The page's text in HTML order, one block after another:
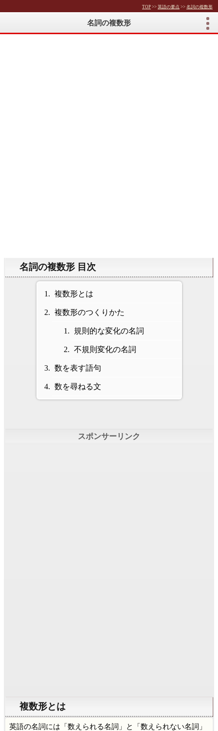
TOP >> 英語の要点 >> 名詞の複数形
名詞の複数形
名詞の複数形 目次
複数形とは
複数形のつくりかた
規則的な変化の名詞
不規則変化の名詞
数を表す語句
数を尋ねる文
複数形とは
英語の名詞には「数えられる名詞」と「数えられない名詞」